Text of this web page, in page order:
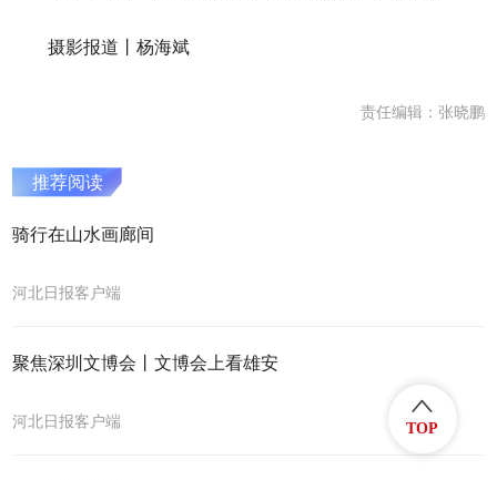
摄影报道丨杨海斌
责任编辑：张晓鹏
推荐阅读
骑行在山水画廊间
河北日报客户端
聚焦深圳文博会丨文博会上看雄安
河北日报客户端 TOP